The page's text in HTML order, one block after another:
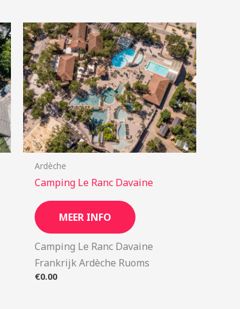
Ardèche
Camping Le Ranc Davaine
MEER INFO
Camping Le Ranc Davaine
Frankrijk Ardèche Ruoms
€0.00